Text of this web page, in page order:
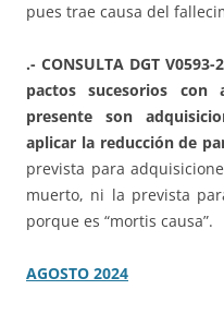
pues trae causa del
.- CONSULTA DGT V0593-
pactos sucesorios con
presente son
aplicar la reducción de
prevista para
muerto, ni la prevista
porque es “mortis causa”.
AGOSTO 2024